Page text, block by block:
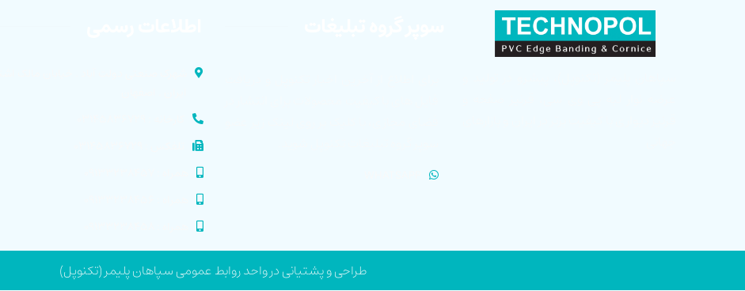
طراحی و پشتیانی در واحد روابط عمومی سپاهان پلیمر (تکنوپل)